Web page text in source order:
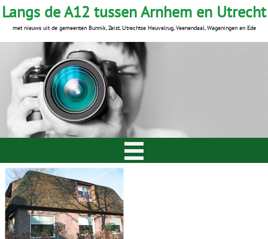
Langs de A12 tussen Arnhem en Utrecht
met nieuws uit de gemeenten Bunnik, Zeist, Utrechtse Heuvelrug, Veenendaal, Wageningen en Ede